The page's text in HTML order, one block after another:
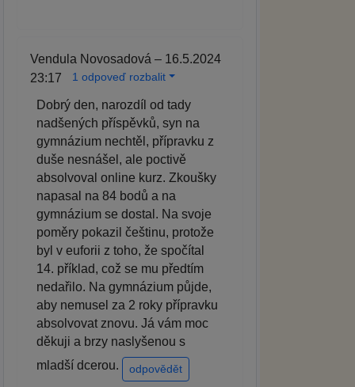
Vendula Novosadová – 16.5.2024
23:17
1 odpoveď rozbalit
Dobrý den, narozdíl od tady
nadšených příspěvků, syn na
gymnázium nechtěl, přípravku z
duše nesnášel, ale poctivě
absolvoval online kurz. Zkoušky
napasal na 84 bodů a na
gymnázium se dostal. Na svoje
poměry pokazil češtinu, protože
byl v euforii z toho, že spočítal
14. příklad, což se mu předtím
nedařilo. Na gymnázium půjde,
aby nemusel za 2 roky přípravku
absolvovat znovu. Já vám moc
děkuji a brzy naslyšenou s
mladší dcerou.
odpovědět